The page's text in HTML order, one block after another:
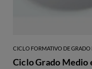
CICLO FORMATIVO DE
Ciclo Grado Medio